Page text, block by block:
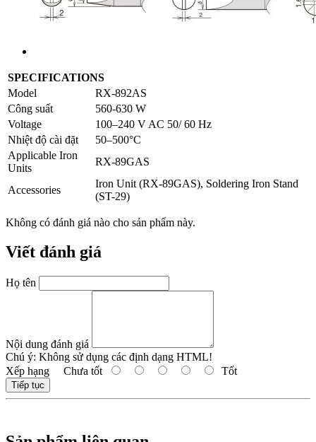
SPECIFICATIONS
Model
RX-892AS
Công suất
560-630 W
Voltage
100–240 V AC 50/ 60 Hz
Nhiệt độ cài đặt
50–500°C
Applicable Iron
Units
RX-89GAS
Accessories
Iron Unit (RX-89GAS), Soldering Iron Stand
(ST-29)
Không có đánh giá nào cho sản phẩm này.
Viết đánh giá
Họ tên
Nội dung đánh giá
Chú ý: Không sử dụng các định dạng HTML!
Xếp hạng Chưa tốt Tốt
Tiếp tục